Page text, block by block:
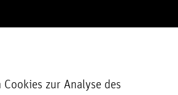
zur Analyse des